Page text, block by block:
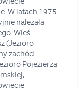
W latach 1975-
należała
.Wieś
(Jezioro
zachód
Pojezierza